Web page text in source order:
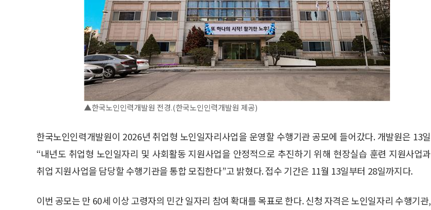
▲한국노인인력개발원 전경.(한국노인인력개발원 제공)
한국노인인력개발원이 2026년 취업형 노인일자리사업을 운영할 수행기관 공모에 들어갔다. 개발원은 13일
“내년도 취업형 노인일자리 및 사회활동 지원사업을 안정적으로 추진하기 위해 현장실습 훈련 지원사업과
취업 지원사업을 담당할 수행기관을 통합 모집한다”고 밝혔다. 접수 기간은 11월 13일부터 28일까지다.
이번 공모는 만 60세 이상 고령자의 민간 일자리 참여 확대를 목표로 한다. 신청 자격은 노인일자리 수행기관,